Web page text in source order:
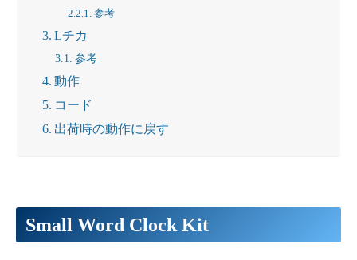
参考
Lチカ
参考
動作
コード
出荷時の動作に戻す
Small Word Clock Kit